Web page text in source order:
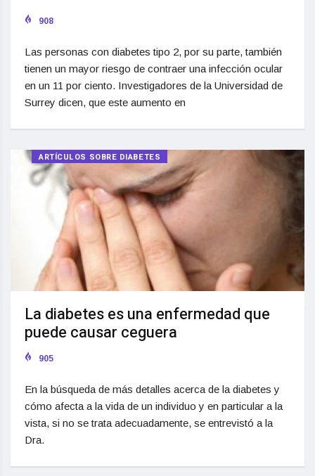
908
Las personas con diabetes tipo 2, por su parte, también
tienen un mayor riesgo de contraer una infección ocular
en un 11 por ciento. Investigadores de la Universidad de
Surrey dicen, que este aumento en
ARTÍCULOS SOBRE DIABETES
La diabetes es una enfermedad que
puede causar ceguera
905
En la búsqueda de más detalles acerca de la diabetes y
cómo afecta a la vida de un individuo y en particular a la
vista, si no se trata adecuadamente, se entrevistó a la
Dra.